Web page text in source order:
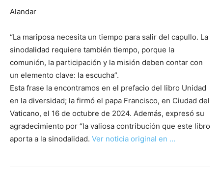
Alandar
“La mariposa necesita un tiempo para salir del capullo. La
sinodalidad requiere también tiempo, porque la
comunión, la participación y la misión deben contar con
un elemento clave: la escucha”.
Esta frase la encontramos en el prefacio del libro Unidad
en la diversidad; la firmó el papa Francisco, en Ciudad del
Vaticano, el 16 de octubre de 2024. Además, expresó su
agradecimiento por “la valiosa contribución que este libro
aporta a la sinodalidad. Ver noticia original en …